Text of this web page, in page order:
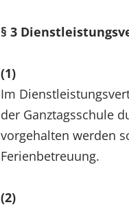
§ 3
(1)
Im
der Ganztagsschule
vorgehalten werden
Ferienbetreuung.
(2)